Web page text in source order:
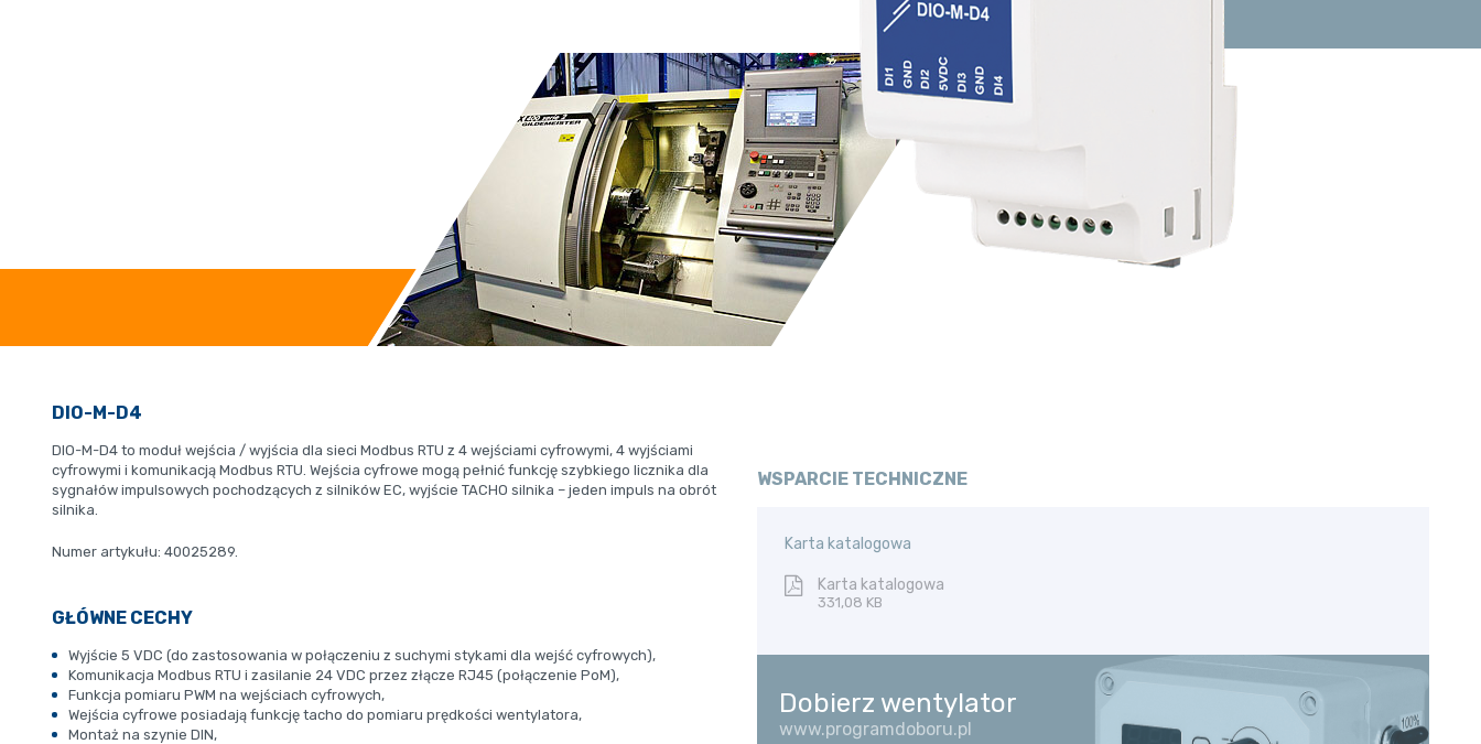
DIO-M-D4
DIO-M-D4 to moduł wejścia / wyjścia dla sieci Modbus RTU z 4 wejściami cyfrowymi, 4 wyjściami
cyfrowymi i komunikacją Modbus RTU. Wejścia cyfrowe mogą pełnić funkcję szybkiego licznika dla
sygnałów impulsowych pochodzących z silników EC, wyjście TACHO silnika – jeden impuls na obrót
silnika.
Numer artykułu: 40025289.
GŁÓWNE CECHY
Wyjście 5 VDC (do zastosowania w połączeniu z suchymi stykami dla wejść cyfrowych),
Komunikacja Modbus RTU i zasilanie 24 VDC przez złącze RJ45 (połączenie PoM),
Funkcja pomiaru PWM na wejściach cyfrowych,
Wejścia cyfrowe posiadają funkcję tacho do pomiaru prędkości wentylatora,
Montaż na szynie DIN,
WSPARCIE TECHNICZNE
Karta katalogowa
Karta katalogowa
331,08 KB
Dobierz wentylator
www.programdoboru.pl